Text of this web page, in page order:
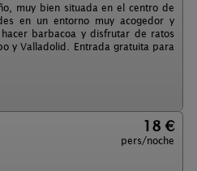
muy bien situada en el centro de
en un entorno muy acogedor y
barbacoa y disfrutar de ratos
y Valladolid. Entrada gratuita para
18 €
pers/noche